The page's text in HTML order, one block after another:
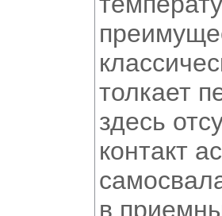
толкает
здесь
контакт
в